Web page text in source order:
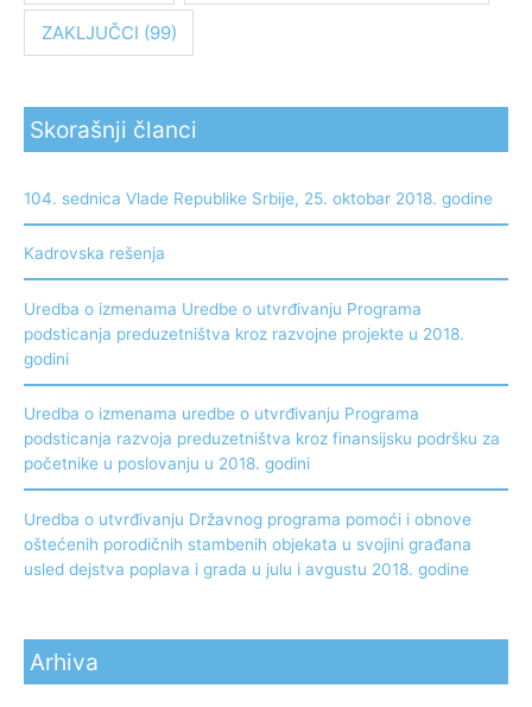
ZAKLJUČCI (99)
Skorašnji članci
104. sednica Vlade Republike Srbije, 25. oktobar 2018. godine
Kadrovska rešenja
Uredba o izmenama Uredbe o utvrđivanju Programa
podsticanja preduzetništva kroz razvojne projekte u 2018.
godini
Uredba o izmenama uredbe o utvrđivanju Programa
podsticanja razvoja preduzetništva kroz finansijsku podršku za
početnike u poslovanju u 2018. godini
Uredba o utvrđivanju Državnog programa pomoći i obnove
oštećenih porodičnih stambenih objekata u svojini građana
usled dejstva poplava i grada u julu i avgustu 2018. godine
Arhiva